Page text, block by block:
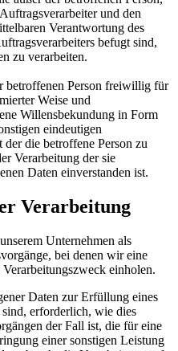
und den
Verantwortung des
befugt sind,
zu verarbeiten.
betroffenen Person freiwillig für
Weise und
Willensbekundung in Form
eindeutigen
die betroffene Person zu
Verarbeitung der sie
Daten einverstanden ist.
Verarbeitung
Unternehmen als
bei denen wir eine
einholen.
Daten zur Erfüllung eines
sind, erforderlich, wie dies
der Fall ist, die für eine
einer sonstigen Leistung